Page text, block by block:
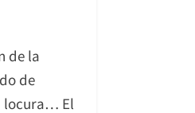
de la
de
locura… El